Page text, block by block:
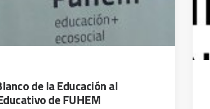
de la Educación al
de FUHEM